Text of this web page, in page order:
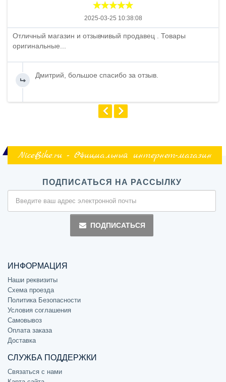
2025-03-25 10:38:08
Отличный магазин и отзывчивый продавец . Товары
оригинальные...
Дмитрий, большое спасибо за отзыв.
NiceBike.ru - Официальный интернет-магазин
ПОДПИСАТЬСЯ НА РАССЫЛКУ
ПОДПИСАТЬСЯ
ИНФОРМАЦИЯ
Наши реквизиты
Схема проезда
Политика Безопасности
Условия соглашения
Самовывоз
Оплата заказа
Доставка
СЛУЖБА ПОДДЕРЖКИ
Связаться с нами